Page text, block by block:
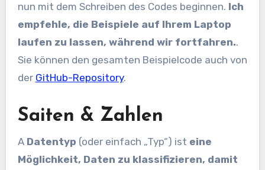
nun mit dem Schreiben des Codes beginnen. Ich
empfehle, die Beispiele auf Ihrem Laptop
laufen zu lassen, während wir fortfahren..
Sie können den gesamten Beispielcode auch von
der GitHub-Repository.
Saiten & Zahlen
A Datentyp (oder einfach „Typ“) ist eine
Möglichkeit, Daten zu klassifizieren, damit